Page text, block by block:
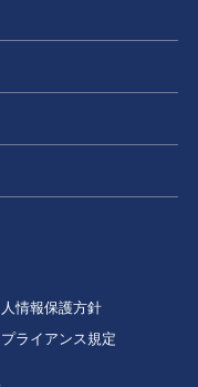
情報保護方針
ライアンス規定